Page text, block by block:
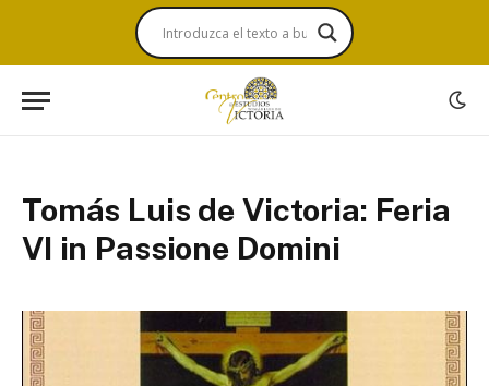
Tomás Luis de Victoria: Feria
VI in Passione Domini